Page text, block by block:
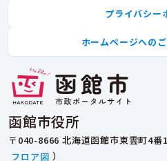
函館市役所
〒040-8666 北海道函館市東雲町4番
フロア図 ）
プライバシー
ホームページへの